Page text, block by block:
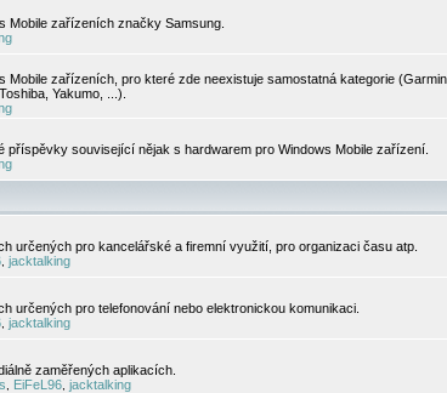
Mobile zařízeních značky Samsung.
Mobile zařízeních, pro které zde neexistuje samostatná kategorie
Yakumo, ...).
příspěvky související nějak s hardwarem pro Windows Mobile zařízení.
určených pro kancelářské a firemní využití, pro organizaci času atp.
jacktalking
určených pro telefonování nebo elektronickou komunikaci.
jacktalking
zaměřených aplikacích.
EiFeL96 jacktalking